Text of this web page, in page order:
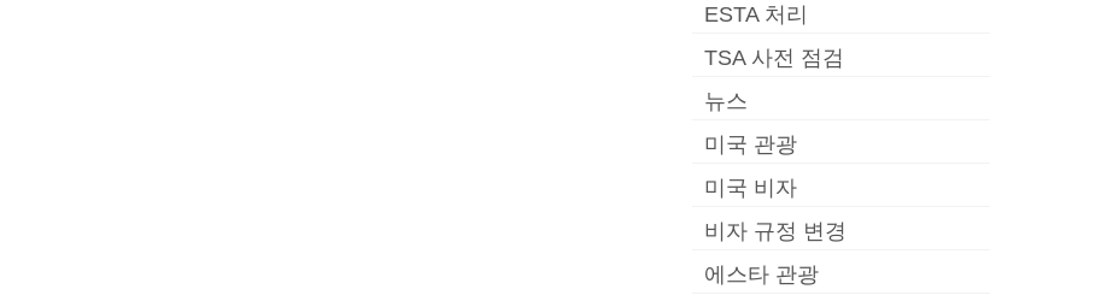
ESTA 처리
TSA 사전 점검
뉴스
미국 관광
미국 비자
비자 규정 변경
에스타 관광